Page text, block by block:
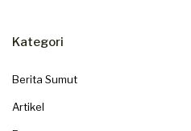
Kategori
Berita Sumut
Artikel